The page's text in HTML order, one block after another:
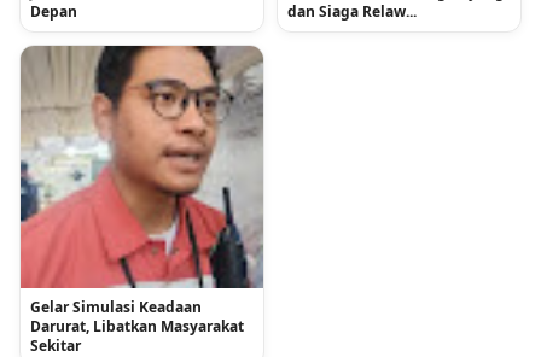
Depan
dan Siaga Relaw...
Gelar Simulasi Keadaan
Darurat, Libatkan Masyarakat
Sekitar